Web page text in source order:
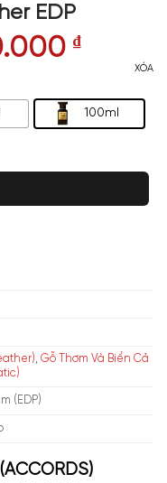
EDP
₫
100ml
XÓA
,Gỗ Thơm Và Biển Cả
(EDP)